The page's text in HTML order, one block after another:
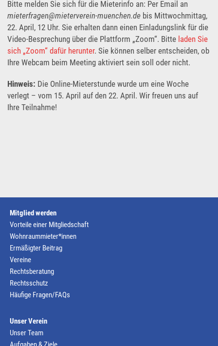
Bitte melden Sie sich für die Mieterinfo an: Per Email an
mieterfragen@mieterverein-muenchen.de bis Mittwochmittag,
22. April, 12 Uhr. Sie erhalten dann einen Einladungslink für die
Video-Besprechung über die Plattform „Zoom“. Bitte laden Sie
sich „Zoom“ dafür herunter. Sie können selber entscheiden, ob
Ihre Webcam beim Meeting aktiviert sein soll oder nicht.
Hinweis: Die Online-Mieterstunde wurde um eine Woche
verlegt – vom 15. April auf den 22. April. Wir freuen uns auf
Ihre Teilnahme!
Mitglied werden
Vorteile einer Mitgliedschaft
Wohnraummieter*innen
Ermäßigter Beitrag
Vereine
Rechtsberatung
Rechtsschutz
Häufige Fragen/FAQs
Unser Verein
Unser Team